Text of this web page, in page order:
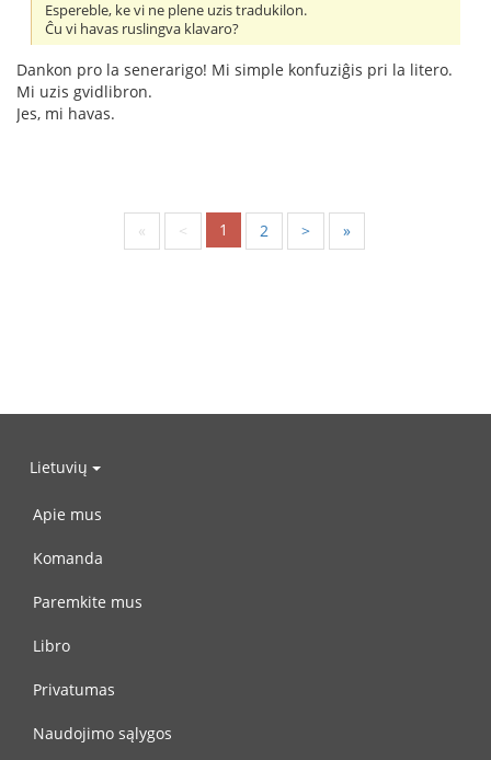
Espereble, ke vi ne plene uzis tradukilon.
Ĉu vi havas ruslingva klavaro?
Dankon pro la senerarigo! Mi simple konfuziĝis pri la litero.
Mi uzis gvidlibron.
Jes, mi havas.
« < 1 2 > »
Lietuvių
Apie mus
Komanda
Paremkite mus
Libro
Privatumas
Naudojimo sąlygos